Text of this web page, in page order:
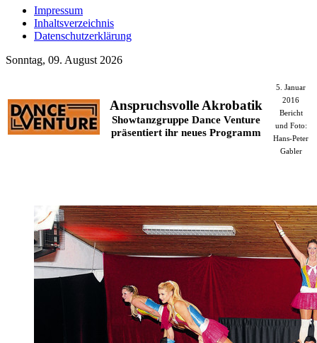
Impressum
Inhaltsverzeichnis
Datenschutzerklärung
Sonntag, 09. August 2026
Anspruchsvolle Akrobatik
Showtanzgruppe Dance Venture
präsentiert ihr neues Programm
5. Januar
2016
Bericht
und Foto:
Hans-Peter
Gabler